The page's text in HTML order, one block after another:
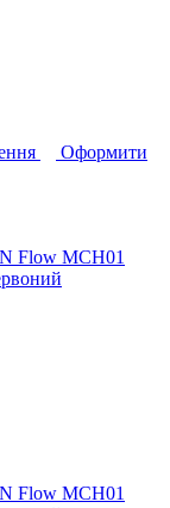
Оформити